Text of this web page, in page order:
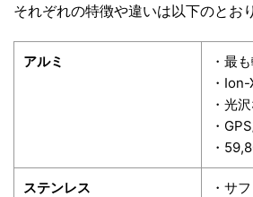
それぞれの特徴や違いは以下のとお
アルミ
・最
・
・光
・
・
ステンレス
・サ